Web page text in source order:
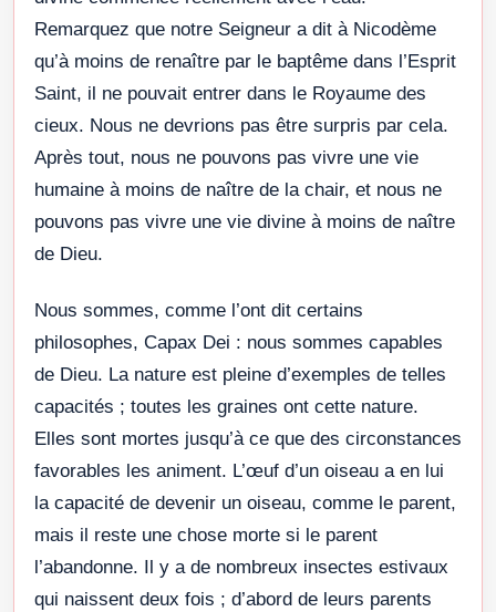
Remarquez que notre Seigneur a dit à Nicodème
qu’à moins de renaître par le baptême dans l’Esprit
Saint, il ne pouvait entrer dans le Royaume des
cieux. Nous ne devrions pas être surpris par cela.
Après tout, nous ne pouvons pas vivre une vie
humaine à moins de naître de la chair, et nous ne
pouvons pas vivre une vie divine à moins de naître
de Dieu.
Nous sommes, comme l’ont dit certains
philosophes, Capax Dei : nous sommes capables
de Dieu. La nature est pleine d’exemples de telles
capacités ; toutes les graines ont cette nature.
Elles sont mortes jusqu’à ce que des circonstances
favorables les animent. L’œuf d’un oiseau a en lui
la capacité de devenir un oiseau, comme le parent,
mais il reste une chose morte si le parent
l’abandonne. Il y a de nombreux insectes estivaux
qui naissent deux fois ; d’abord de leurs parents